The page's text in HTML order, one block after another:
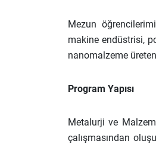
Mezun
makine endüstrisi,
nanomalzeme
Program Yapısı
Metalurji ve
çalışmasından